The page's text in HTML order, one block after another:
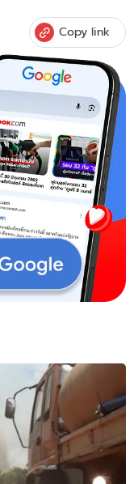
Copy link